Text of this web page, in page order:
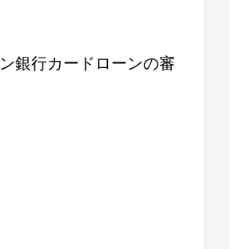
銀行カードローンの審